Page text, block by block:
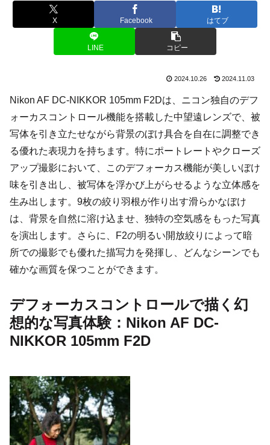
X Facebook はてブ
LINE コピー
2024.10.26 2024.11.03
Nikon AF DC-NIKKOR 105mm F2Dは、ニコン独自のデフ
ォーカスコントロール機能を搭載した中望遠レンズで、被
写体を引き立たせながら背景のぼけ具合を自在に調整でき
る優れた表現力を持ちます。特にポートレートやクローズ
アップ撮影において、このデフォーカス機能が美しいぼけ
味を引き出し、被写体を浮かび上がらせるような立体感を
生み出します。9枚の絞り羽根が作り出す滑らかなぼけ
は、背景を自然に溶け込ませ、独特の空気感をもった写真
を演出します。さらに、F2の明るい開放絞りによって暗
所での撮影でも優れた描写力を発揮し、どんなシーンでも
確かな画質を保つことができます。
デフォーカスコントロールで描く幻
想的な写真体験：Nikon AF DC-
NIKKOR 105mm F2D